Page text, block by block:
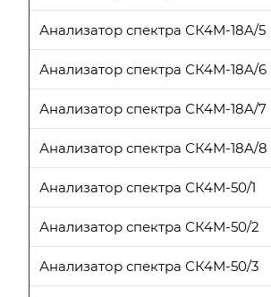
Анализатор спектра СК4М-18A/5
Анализатор спектра СК4М-18A/6
Анализатор спектра СК4М-18A/7
Анализатор спектра СК4М-18A/8
Анализатор спектра СК4М-50/1
Анализатор спектра СК4М-50/2
Анализатор спектра СК4М-50/3